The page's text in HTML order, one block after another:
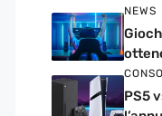
NEWS
PS5